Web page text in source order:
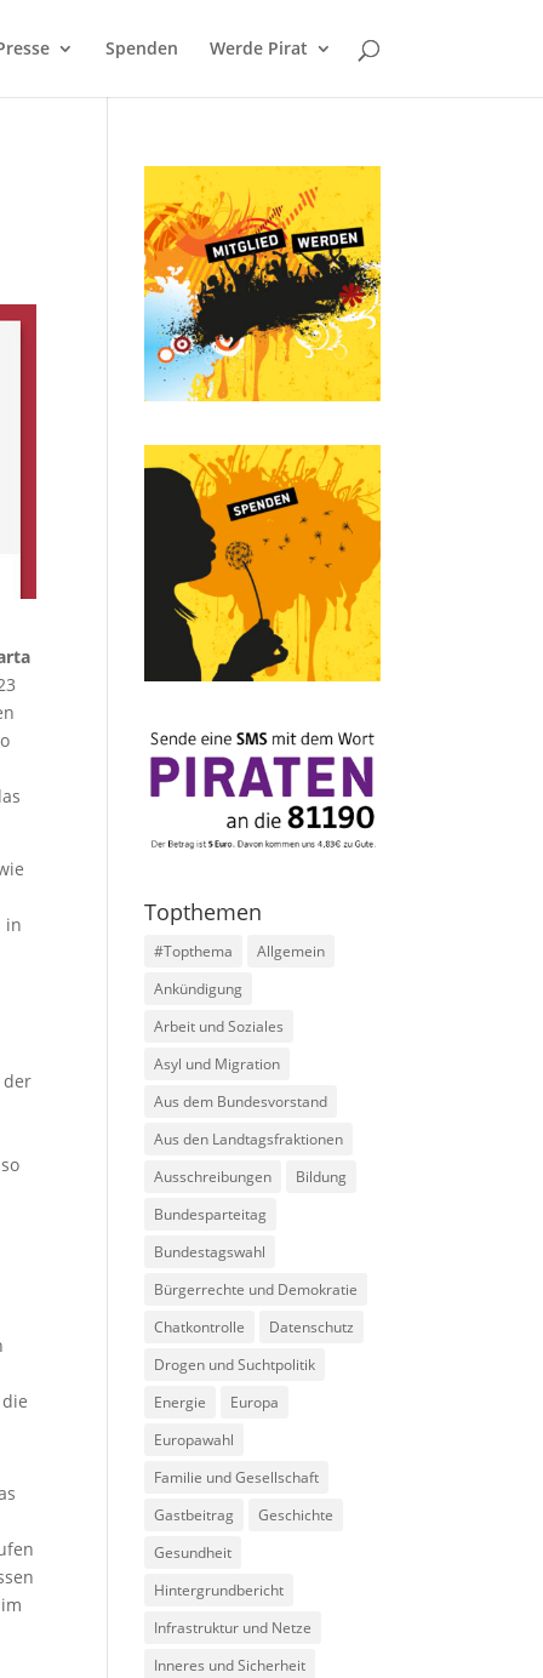
Spenden Werde Pirat
in
der
Topthemen
#Topthema
Allgemein
Ankündigung
Arbeit und Soziales
Asyl und Migration
Aus dem Bundesvorstand
Aus den Landtagsfraktionen
Ausschreibungen
Bildung
Bundesparteitag
Bundestagswahl
Bürgerrechte und Demokratie
Chatkontrolle
Datenschutz
Drogen und Suchtpolitik
Energie
Europa
Europawahl
Familie und Gesellschaft
Gastbeitrag
Geschichte
Gesundheit
Hintergrundbericht
Infrastruktur und Netze
Inneres und Sicherheit